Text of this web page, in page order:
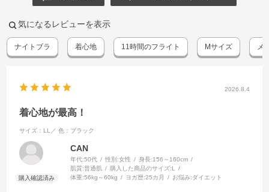
気になるレビューを表示
ナイトブラ 着心地 11時間のフライト Mサイズ メ
2026.8.4
着心地が最高！
サイズ：LL／ 色：ブラック
CAN
年代:50代 性別:女性 身長:156～160cm
肌質:普通肌 購入した商品のサイズ:L
体重:56kg～60kg ヨガ歴:25カ月 お悩み:ダイエット